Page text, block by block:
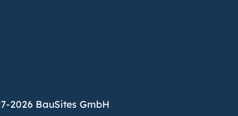
2026 BauSites GmbH